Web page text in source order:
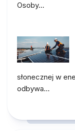
Osoby…
słonecznej w
odbywa…